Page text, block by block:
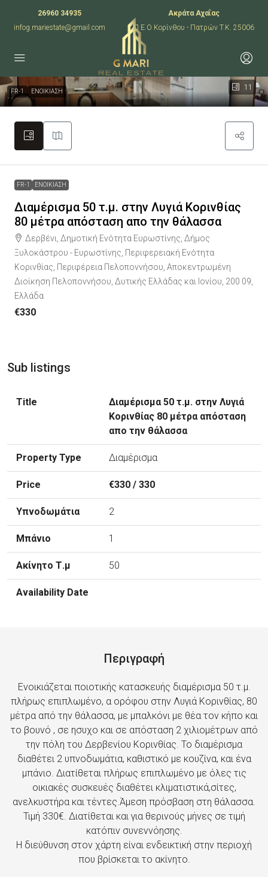
26960 34935
infog.mariestate@gmail.com
Ακράτα Αχαΐας
Π.Ε.Ο Κορίνθου - Πατρών T.K. 25006
11
FR-1 ΕΝΟΙΚΙΑΣΗ
FR-1 ΕΝΟΙΚΙΑΣΗ
Διαμέρισμα 50 τ.μ. στην Λυγιά Κορινθίας
80 μέτρα απόσταση απο την θάλασσα
Δερβένι, Δημοτική Ενότητα Ευρωστίνης, Δήμος
Ξυλοκάστρου - Ευρωστίνης, Περιφερειακή Ενότητα
Κορινθίας, Περιφέρεια Πελοποννήσου, Αποκεντρωμένη
Διοίκηση Πελοποννήσου, Δυτικής Ελλάδας και Ιονίου, 200 09,
Ελλάδα
€330
Sub listings
Διαμέρισμα 50 τ.μ. στην Λυγιά
Κορινθίας 80 μέτρα απόσταση
απο την θάλασσα
Διαμέρισμα
€330 / 330
2
1
50
Περιγραφή
Ενοικιάζεται ποιοτικής κατασκευής διαμέρισμα 50 τ.μ.
πλήρως επιπλωμένο, α ορόφου στην Λυγιά Κορινθίας, 80
μέτρα από την θάλασσα, με μπαλκόνι με θέα τον κήπο και
το βουνό , σε ησυχο και σε απόσταση 2 χιλιομέτρων από
την πόλη του Δερβενίου Κορινθίας. Το διαμέρισμα
διαθέτει 2 υπνοδωμάτια, καθιστικό με κουζίνα, και ένα
μπάνιο. Διατίθεται πλήρως επιπλωμένο με όλες τις
οικιακές συσκευές διαθέτει κλιματιστικά,σίτες,
ανελκυστήρα και τέντες.Άμεση πρόσβαση στη θάλασσα.
Τιμή 330€. Διατίθεται και για θερινούς μήνες σε τιμή
κατόπιν συνεννόησης.
Η διεύθυνση στον χάρτη είναι ενδεικτική στην περιοχή
που βρίσκεται το ακίνητο.